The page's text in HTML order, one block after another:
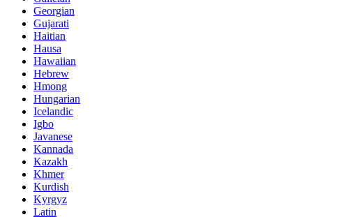
Georgian
Gujarati
Haitian
Hausa
Hawaiian
Hebrew
Hmong
Hungarian
Icelandic
Igbo
Javanese
Kannada
Kazakh
Khmer
Kurdish
Kyrgyz
Latin